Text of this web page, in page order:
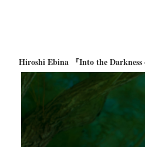
Hiroshi Ebina 『Into the